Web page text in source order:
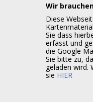
Wir
Diese
Sie dass
erfasst und
die Google
Sie bitte zu,
geladen wird.
sie HIER